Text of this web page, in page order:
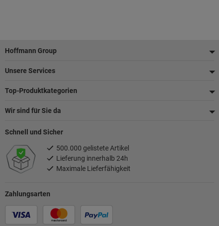
Fußzeile
Hoffmann Group
Unsere Services
Top-Produktkategorien
Wir sind für Sie da
Zahlungsarten
Schnell und Sicher
500.000 gelistete Artikel
Lieferung innerhalb 24h
Maximale Lieferfähigkeit